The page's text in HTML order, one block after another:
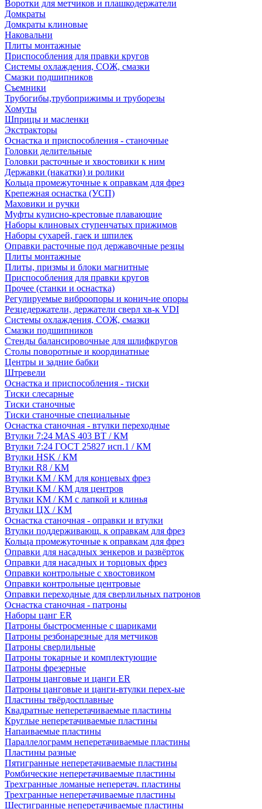
Воротки для метчиков и плашкодержатели
Домкраты
Домкраты клиновые
Наковальни
Плиты монтажные
Приспособления для правки кругов
Системы охлаждения, СОЖ, смазки
Смазки подшипников
Съемники
Трубогибы,трубоприжимы и труборезы
Хомуты
Шприцы и масленки
Экстракторы
Оснастка и приспособления - станочные
Головки делительные
Головки расточные и хвостовики к ним
Державки (накатки) и ролики
Кольца промежуточные к оправкам для фрез
Крепежная оснастка (УСП)
Маховики и ручки
Муфты кулисно-крестовые плавающие
Наборы клиновых ступенчатых прижимов
Наборы сухарей, гаек и шпилек
Оправки расточные под державочные резцы
Плиты монтажные
Плиты, призмы и блоки магнитные
Приспособления для правки кругов
Прочее (станки и оснастка)
Регулируемые виброопоры и конич-ие опоры
Резцедержатели, держатели сверл хв-к VDI
Системы охлаждения, СОЖ, смазки
Смазки подшипников
Стенды балансировочные для шлифкругов
Столы поворотные и координатные
Центры и задние бабки
Штревели
Оснастка и приспособления - тиски
Тиски слесарные
Тиски станочные
Тиски станочные специальные
Оснастка станочная - втулки переходные
Втулки 7:24 MAS 403 BT / КМ
Втулки 7:24 ГОСТ 25827 исп.1 / КМ
Втулки HSK / КМ
Втулки R8 / КМ
Втулки КМ / КМ для концевых фрез
Втулки КМ / КМ для центров
Втулки КМ / КМ с лапкой и клинья
Втулки ЦХ / КМ
Оснастка станочная - оправки и втулки
Втулки поддерживающ. к оправкам для фрез
Кольца промежуточные к оправкам для фрез
Оправки для насадных зенкеров и развёрток
Оправки для насадных и торцовых фрез
Оправки контрольные с хвостовиком
Оправки контрольные центровые
Оправки переходные для сверлильных патронов
Оснастка станочная - патроны
Наборы цанг ER
Патроны быстросменные с шариками
Патроны резбонарезные для метчиков
Патроны сверлильные
Патроны токарные и комплектующие
Патроны фрезерные
Патроны цанговые и цанги ER
Патроны цанговые и цанги-втулки перех-ые
Пластины твёрдосплавные
Квадратные неперетачиваемые пластины
Круглые неперетачиваемые пластины
Напаиваемые пластины
Параллелограмм неперетачиваемые пластины
Пластины разные
Пятигранные неперетачиваемые пластины
Ромбические неперетачиваемые пластины
Трехгранные ломаные неперетач. пластины
Трехгранные неперетачиваемые пластины
Шестигранные неперетачиваемые пластины